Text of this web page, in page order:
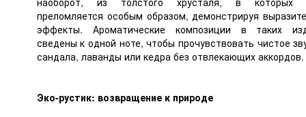
преломляется особым образом, демонстрируя
эффекты. Ароматические композиции в таких
сведены к одной ноте, чтобы прочувствовать чистое
сандала, лаванды или кедра без отвлекающих аккордов.
Эко-рустик: возвращение к природе